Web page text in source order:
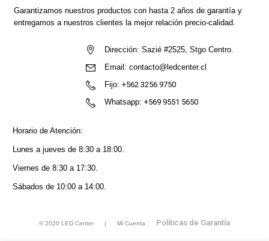
Garantizamos nuestros productos con hasta 2 años de garantía y
entregamos a nuestros clientes la mejor relación precio-calidad.
Dirección: Sazié #2525, Stgo Centro.
Email: contacto@ledcenter.cl
Fijo: +562 3256 9750
Whatsapp: +569 9551 5650
Horario de Atención:
Lunes a jueves de 8:30 a 18:00.
Viernes de 8:30 a 17:30.
Sábados de 10:00 a 14:00.
© 2020 LED Center | Mi Cuenta Políticas de Garantía